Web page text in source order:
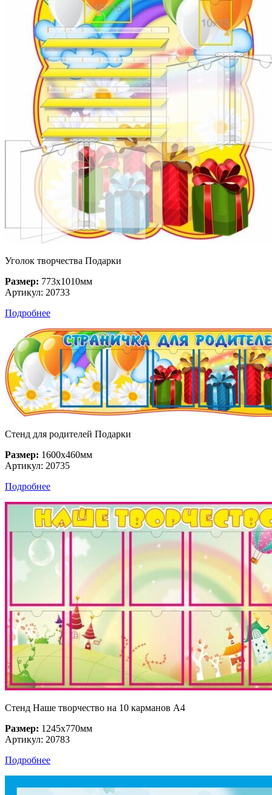
Уголок творчества Подарки
Размер: 773х1010мм
Артикул: 20733
Подробнее
Стенд для родителей Подарки
Размер: 1600х460мм
Артикул: 20735
Подробнее
Стенд Наше творчество на 10 карманов А4
Размер: 1245х770мм
Артикул: 20783
Подробнее